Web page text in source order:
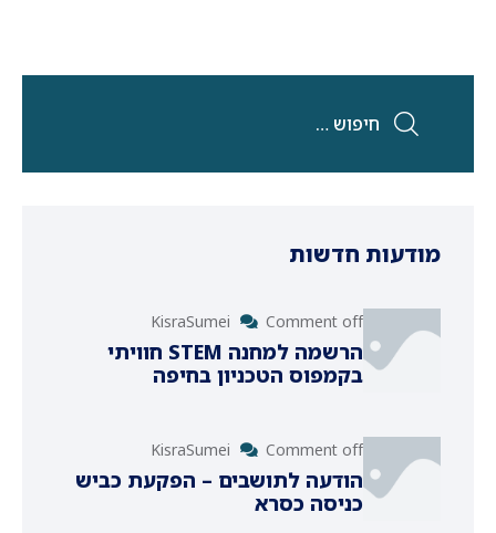
מודעות חדשות
KisraSumei Comment off
הרשמה למחנה STEM חוויתי
בקמפוס הטכניון בחיפה
KisraSumei Comment off
הודעה לתושבים – הפקעת כביש
כניסה כסרא